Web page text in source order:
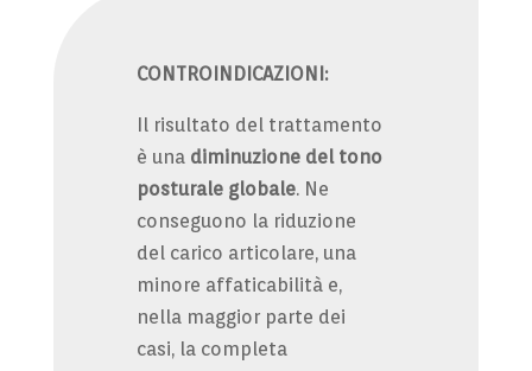
CONTROINDICAZIONI:
Il risultato del trattamento
è una diminuzione del tono
posturale globale. Ne
conseguono la riduzione
del carico articolare, una
minore affaticabilità e,
nella maggior parte dei
casi, la completa